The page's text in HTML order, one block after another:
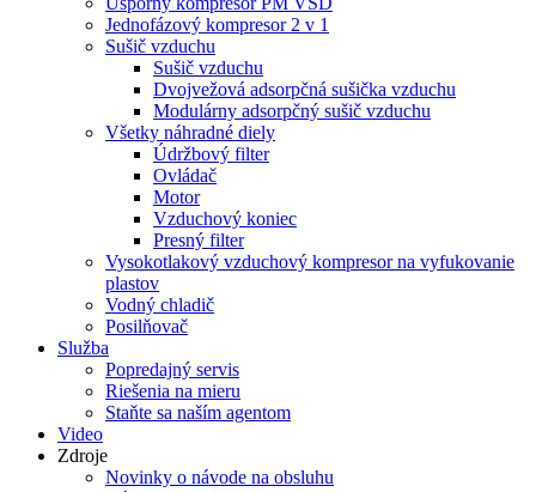
Jednofázový kompresor 2 v 1
Sušič vzduchu
Sušič vzduchu
Dvojvežová adsorpčná sušička vzduchu
Modulárny adsorpčný sušič vzduchu
Všetky náhradné diely
Údržbový filter
Ovládač
Motor
Vzduchový koniec
Presný filter
Vysokotlakový vzduchový kompresor na vyfukovanie
plastov
Vodný chladič
Posilňovač
Služba
Popredajný servis
Riešenia na mieru
Staňte sa naším agentom
Video
Zdroje
Novinky o návode na obsluhu